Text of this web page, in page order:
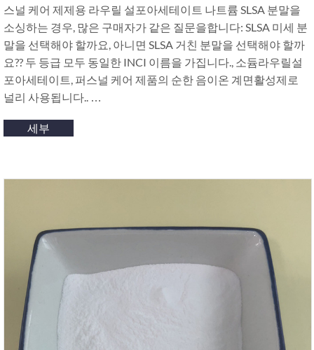
스널 케어 제제용 라우릴 설포아세테이트 나트륨 SLSA 분말을
소싱하는 경우, 많은 구매자가 같은 질문을합니다: SLSA 미세 분
말을 선택해야 할까요, 아니면 SLSA 거친 분말을 선택해야 할까
요?? 두 등급 모두 동일한 INCI 이름을 가집니다., 소듐라우릴설
포아세테이트, 퍼스널 케어 제품의 순한 음이온 계면활성제로
널리 사용됩니다.. …
세부